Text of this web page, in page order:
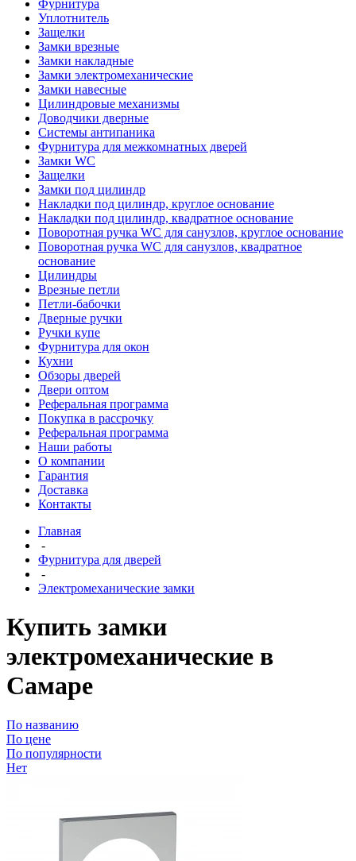
Фурнитура
Уплотнитель
Защелки
Замки врезные
Замки накладные
Замки электромеханические
Замки навесные
Цилиндровые механизмы
Доводчики дверные
Системы антипаника
Фурнитура для межкомнатных дверей
Замки WC
Защелки
Замки под цилиндр
Накладки под цилиндр, круглое основание
Накладки под цилиндр, квадратное основание
Поворотная ручка WC для санузлов, круглое основание
Поворотная ручка WC для санузлов, квадратное
основание
Цилиндры
Врезные петли
Петли-бабочки
Дверные ручки
Ручки купе
Фурнитура для окон
Кухни
Обзоры дверей
Двери оптом
Реферальная программа
Покупка в рассрочку
Реферальная программа
Наши работы
О компании
Гарантия
Доставка
Контакты
Главная
-
Фурнитура для дверей
-
Электромеханические замки
Купить замки
электромеханические в
Самаре
По названию
По цене
По популярности
Нет